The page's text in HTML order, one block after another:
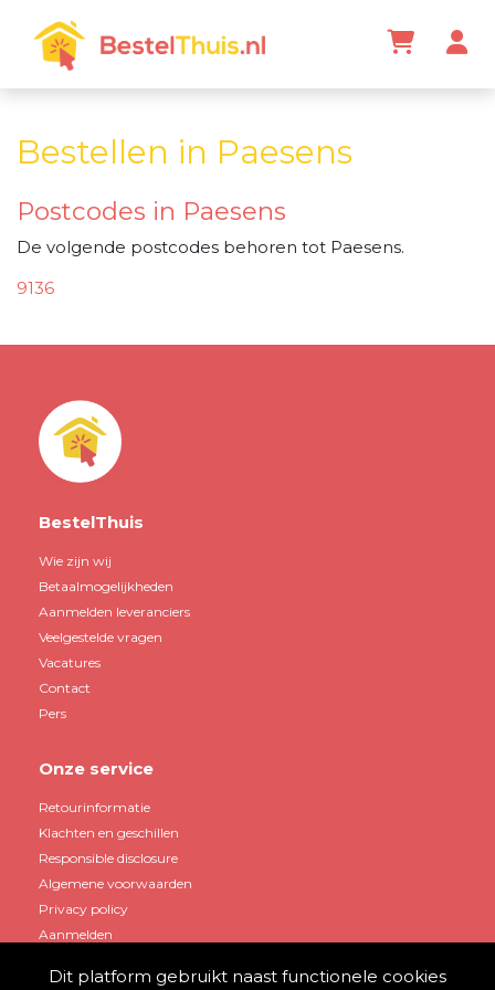
Bestellen in Paesens
Postcodes in Paesens
De volgende postcodes behoren tot Paesens.
9136
BestelThuis
Wie zijn wij
Betaalmogelijkheden
Aanmelden leveranciers
Veelgestelde vragen
Vacatures
Contact
Pers
Onze service
Retourinformatie
Klachten en geschillen
Responsible disclosure
Algemene voorwaarden
Privacy policy
Aanmelden
Dit platform gebruikt naast functionele cookies